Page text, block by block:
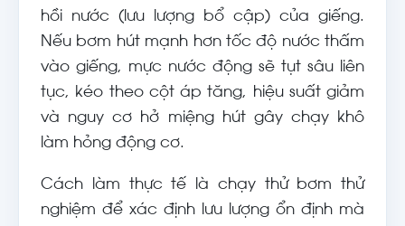
hồi nước (lưu lượng bổ cập) của giếng.
Nếu bơm hút mạnh hơn tốc độ nước thấm
vào giếng, mực nước động sẽ tụt sâu liên
tục, kéo theo cột áp tăng, hiệu suất giảm
và nguy cơ hở miệng hút gây chạy khô
làm hỏng động cơ.
Cách làm thực tế là chạy thử bơm thử
nghiệm để xác định lưu lượng ổn định mà